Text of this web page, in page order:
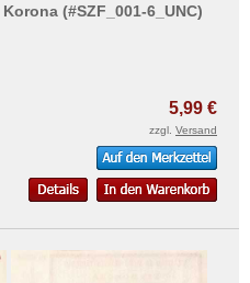
(#SZF_001-6_UNC)
5,99 €
zzgl. Versand